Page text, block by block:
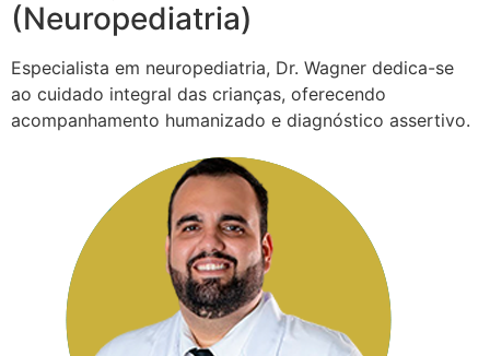
(Neuropediatria)
Especialista em neuropediatria, Dr. Wagner dedica-se
ao cuidado integral das crianças, oferecendo
acompanhamento humanizado e diagnóstico assertivo.